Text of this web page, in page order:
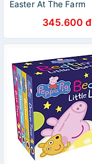
Easter At The Farm
345.600 đ